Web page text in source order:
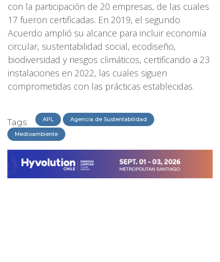
con la participación de 20 empresas, de las cuales
17 fueron certificadas. En 2019, el segundo
Acuerdo amplió su alcance para incluir economía
circular, sustentabilidad social, ecodiseño,
biodiversidad y riesgos climáticos, certificando a 23
instalaciones en 2022, las cuales siguen
comprometidas con las prácticas establecidas.
Tags: APL Agencia de Sustentabilidad
Medioambiente